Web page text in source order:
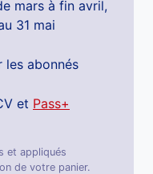
mars à fin avril,
31 mai
les abonnés
et Pass+
et appliqués
de votre panier.